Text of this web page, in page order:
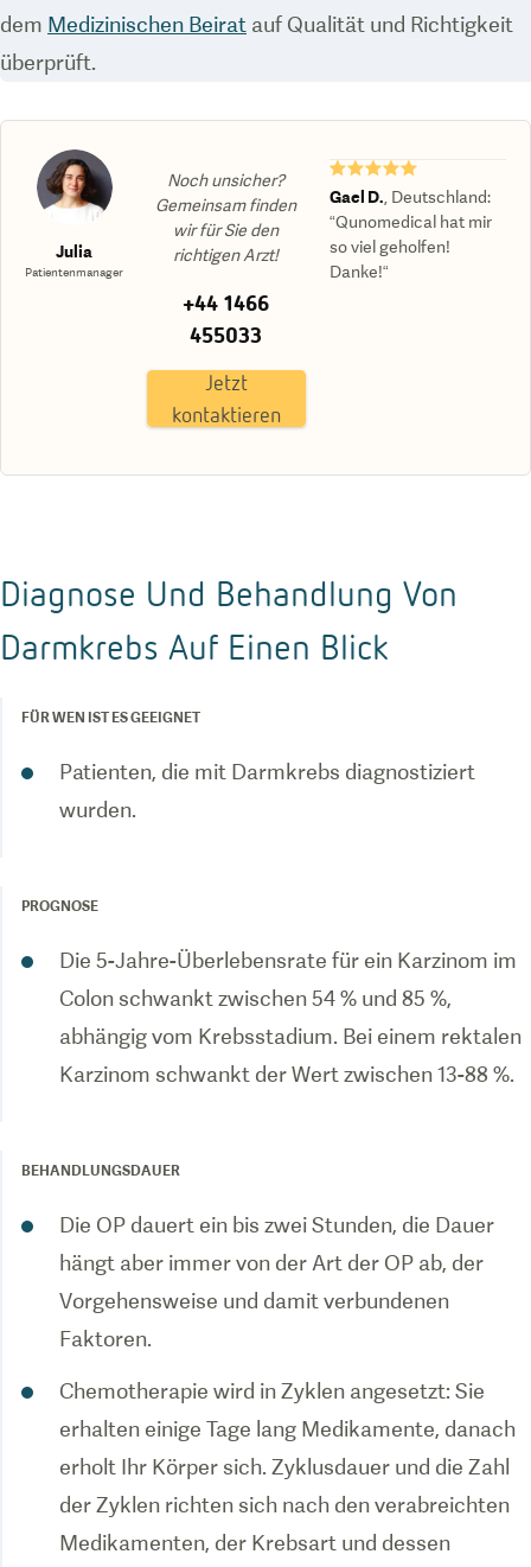
dem Medizinischen Beirat auf Qualität und Richtigkeit
überprüft.
Julia
Patientenmanager
Noch unsicher?
Gemeinsam finden
wir für Sie den
richtigen Arzt!
+44 1466
455033
Jetzt
kontaktieren
★★★★★
Gael D. Deutschland:
“Qunomedical hat mir
so viel geholfen!
Danke!“
Diagnose Und Behandlung Von
Darmkrebs Auf Einen Blick
FÜR WEN IST ES GEEIGNET
Patienten, die mit Darmkrebs diagnostiziert
wurden.
PROGNOSE
Die 5-Jahre-Überlebensrate für ein Karzinom im
Colon schwankt zwischen 54 % und 85 %,
abhängig vom Krebsstadium. Bei einem rektalen
Karzinom schwankt der Wert zwischen 13-88 %.
BEHANDLUNGSDAUER
Die OP dauert ein bis zwei Stunden, die Dauer
hängt aber immer von der Art der OP ab, der
Vorgehensweise und damit verbundenen
Faktoren.
Chemotherapie wird in Zyklen angesetzt: Sie
erhalten einige Tage lang Medikamente, danach
erholt Ihr Körper sich. Zyklusdauer und die Zahl
der Zyklen richten sich nach den verabreichten
Medikamenten, der Krebsart und dessen